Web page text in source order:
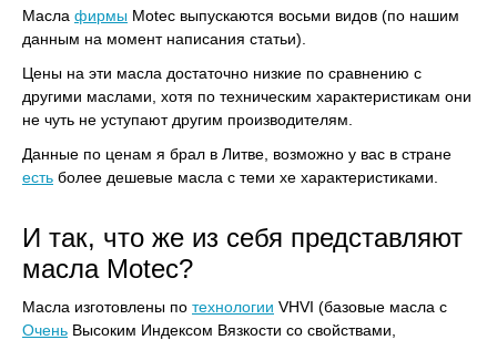
Масла фирмы Motec выпускаются восьми видов (по нашим
данным на момент написания статьи).
Цены на эти масла достаточно низкие по сравнению с
другими маслами, хотя по техническим характеристикам они
не чуть не уступают другим производителям.
Данные по ценам я брал в Литве, возможно у вас в стране
есть более дешевые масла с теми хе характеристиками.
И так, что же из себя представляют
масла Motec?
Масла изготовлены по технологии VHVI (базовые масла с
Очень Высоким Индексом Вязкости со свойствами,